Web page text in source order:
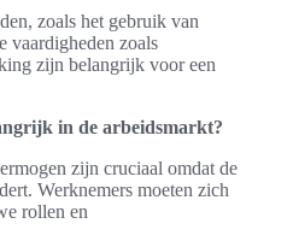
zoals het gebruik van
vaardigheden zoals
zijn belangrijk voor een
in de arbeidsmarkt?
zijn cruciaal omdat de
Werknemers moeten zich
rollen en